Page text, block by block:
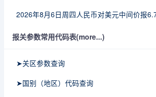
2026年8月6日周四人民币对美元中间价报
报关参数常用代码表(more...)
➤关区参数查询
➤国别（地区）代码查询